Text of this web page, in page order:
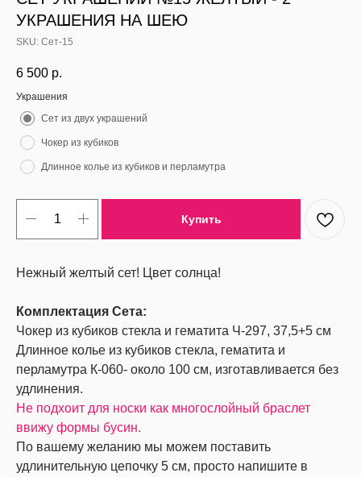
УКРАШЕНИЯ НА ШЕЮ
SKU: Сет-15
6 500 р.
Украшения
Сет из двух украшений
Чокер из кубиков
Длинное колье из кубиков и перламутра
Купить
Нежный желтый сет! Цвет солнца!
Комплектация Сета:
Чокер из кубиков стекла и гематита Ч-297, 37,5+5 см
Длинное колье из кубиков стекла, гематита и
перламутра К-060- около 100 см, изготавливается без
удлинения.
Не подхоит для носки как многослойный браслет
ввижу формы бусин.
По вашему желанию мы можем поставить
удлинительную цепочку 5 см, просто напишите в